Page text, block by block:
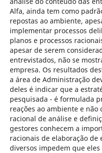
Alfa, ainda tem como
repostas ao ambiente,
implementar processos
planos e processos
apesar de serem
entrevistados, não se
empresa. Os resultados
a área de Administração
deles é indicar que a
pesquisada - é formulada
reações ao ambiente e
racional de análise e
gestores conhecem a
racionais de elaboração
diversos impedem que